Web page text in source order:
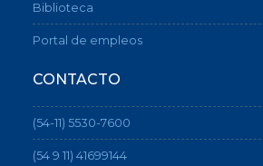
Biblioteca
Portal de empleos
CONTACTO
(54-11) 5530-7600
(54 9 11) 41699144